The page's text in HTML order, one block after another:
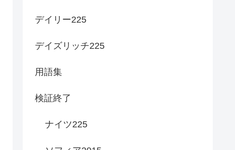
デイリー225
デイズリッチ225
用語集
検証終了
ナイツ225